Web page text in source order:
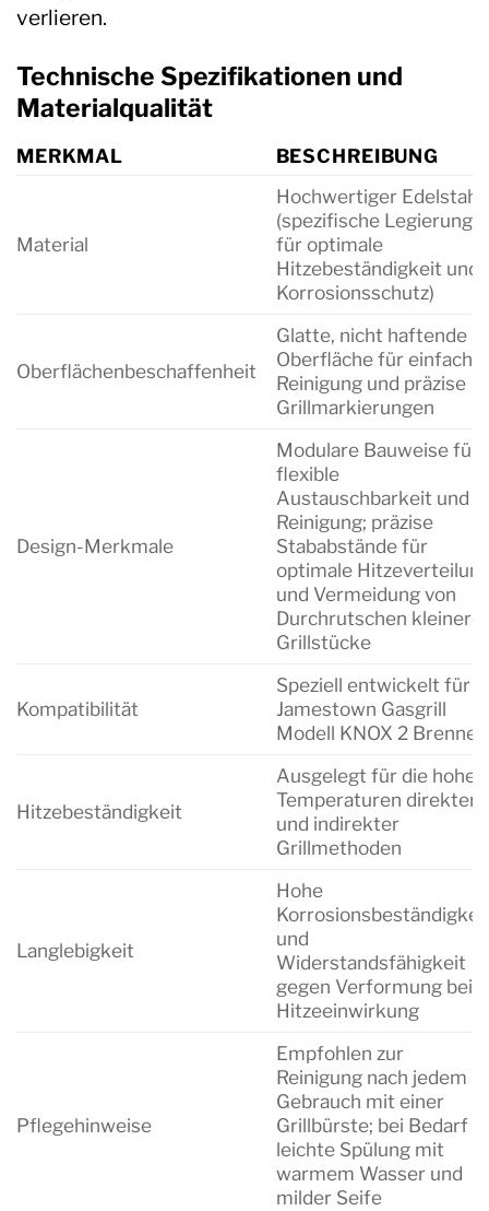
verlieren.
Technische Spezifikationen und
Materialqualität
MERKMAL BESCHREIBUNG
Material
Hochwertiger Edelstahl
(spezifische Legierung
für optimale
Hitzebeständigkeit und
Korrosionsschutz)
Oberflächenbeschaffenheit
Glatte, nicht haftende
Oberfläche für einfache
Reinigung und präzise
Grillmarkierungen
Design-Merkmale
Modulare Bauweise für
flexible
Austauschbarkeit und
Reinigung; präzise
Stababstände für
optimale
und Vermeidung von
Durchrutschen kleinerer
Grillstücke
Kompatibilität
Speziell entwickelt für
Jamestown Gasgrill
Modell KNOX 2 Brenner
Hitzebeständigkeit
Ausgelegt für die hohen
Temperaturen direkter
und indirekter
Grillmethoden
Langlebigkeit
Hohe
und
Widerstandsfähigkeit
gegen Verformung bei
Hitzeeinwirkung
Pflegehinweise
Empfohlen zur
Reinigung nach jedem
Gebrauch mit einer
Grillbürste; bei Bedarf
leichte Spülung mit
warmem Wasser und
milder Seife